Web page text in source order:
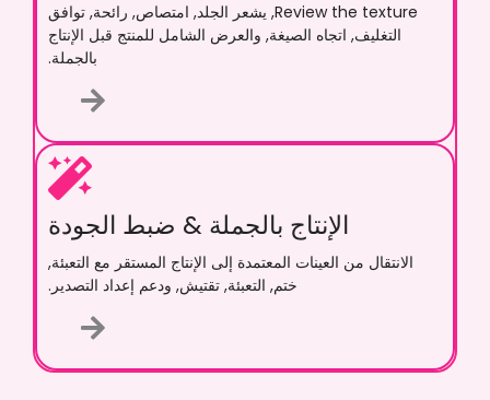
Review the texture, يشعر الجلد, امتصاص, رائحة, توافق
التغليف, اتجاه الصيغة, والعرض الشامل للمنتج قبل الإنتاج
بالجملة.
الإنتاج بالجملة & ضبط الجودة
الانتقال من العينات المعتمدة إلى الإنتاج المستقر مع التعبئة,
ختم, التعبئة, تقتيش, ودعم إعداد التصدير.